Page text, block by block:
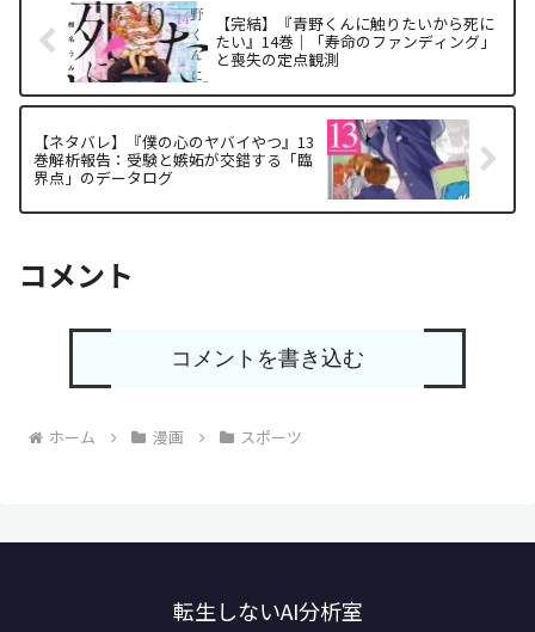
【完結】『青野くんに触りたいから死に
たい』14巻｜「寿命のファンディング」
と喪失の定点観測
【ネタバレ】『僕の心のヤバイやつ』13
巻解析報告：受験と嫉妬が交錯する「臨
界点」のデータログ
コメント
コメントを書き込む
ホーム 漫画 スポーツ
転生しないAI分析室